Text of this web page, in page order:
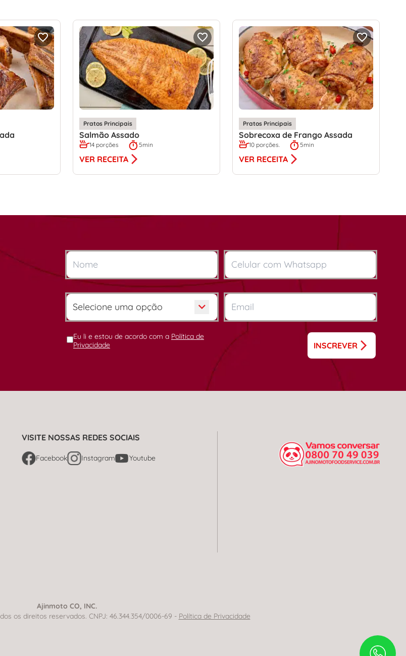
Pratos Principais
Salmão Assado
14 porções 5min
VER RECEITA
Pratos Principais
Sobrecoxa de Frango Assada
10 porções. 5min
VER RECEITA
Eu li e estou de acordo com a Política de
Privacidade
INSCREVER
VISITE NOSSAS REDES SOCIAIS
Facebook Instagram Youtube
Ajinmoto CO, INC.
os direitos reservados. CNPJ: 46.344.354/0006-69 - Política de Privacidade